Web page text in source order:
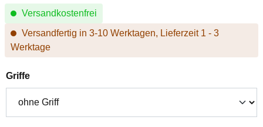
Versandkostenfrei
Versandfertig in 3-10 Werktagen, Lieferzeit 1 - 3
Werktage
Griffeauswählen